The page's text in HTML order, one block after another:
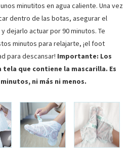
minutitos en agua caliente. Una vez
dentro de las botas, asegurar el
dejarlo actuar por 90 minutos. Te
minutos para relajarte, ¡el foot
para descansar! Importante: Los
que contiene la mascarilla. Es
ni más ni menos.